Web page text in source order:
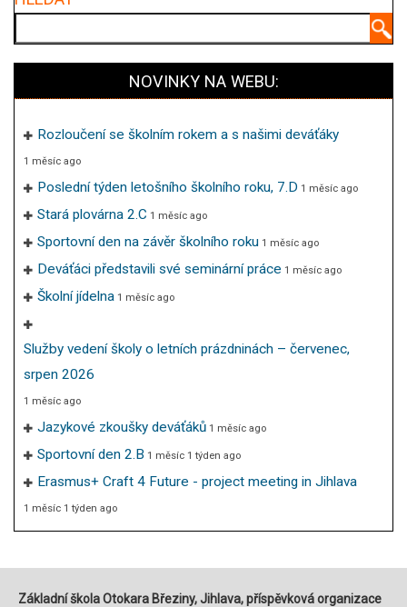
NOVINKY NA WEBU:
Rozloučení se školním rokem a s našimi deváťáky
1 měsíc ago
Poslední týden letošního školního roku, 7.D 1 měsíc ago
Stará plovárna 2.C 1 měsíc ago
Sportovní den na závěr školního roku 1 měsíc ago
Deváťáci představili své seminární práce 1 měsíc ago
Školní jídelna 1 měsíc ago
Služby vedení školy o letních prázdninách – červenec,
srpen 2026
1 měsíc ago
Jazykové zkoušky deváťáků 1 měsíc ago
Sportovní den 2.B 1 měsíc 1 týden ago
Erasmus+ Craft 4 Future - project meeting in Jihlava
1 měsíc 1 týden ago
Základní škola Otokara Březiny, Jihlava, příspěvková organizace